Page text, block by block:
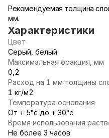
Рекомендуемая толщина
мм.
Характеристики
Цвет
Серый, белый
Максимальная фракция, мм
0,2
Расход на 1 мм толщины
1 кг/м2
Температура основания
От + 5°с до + 30°с
Время использования
Не более 3 часов